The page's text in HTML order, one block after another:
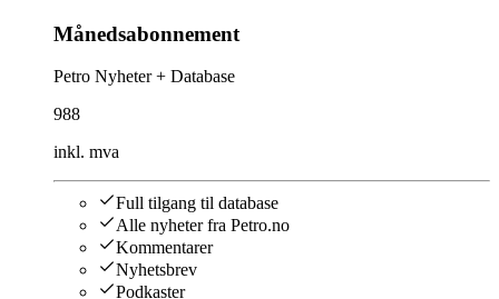
Månedsabonnement
Petro Nyheter + Database
988
inkl. mva
Full tilgang til database
Alle nyheter fra Petro.no
Kommentarer
Nyhetsbrev
Podkaster